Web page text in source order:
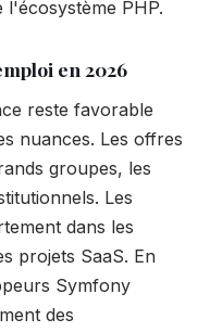
l'écosystème PHP.
en 2026
reste favorable
nuances. Les offres
groupes, les
Les
dans les
projets SaaS. En
Symfony
des